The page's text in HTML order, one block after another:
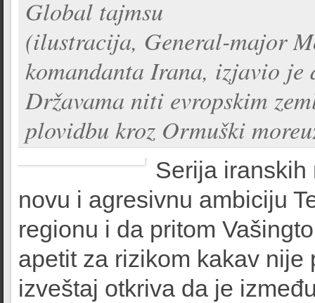
Global tajmsu
(ilustracija, General-major
komandanta Irana, izjavio
Državama niti evropskim
plovidbu kroz Ormuški
Serija iranskih
novu i agresivnu ambiciju
regionu i da pritom
apetit za rizikom kakav nije
izveštaj otkriva da je